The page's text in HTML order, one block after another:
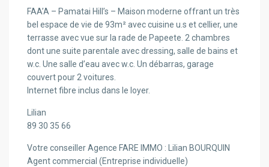
FAA’A – Pamatai Hill’s – Maison moderne offrant un très
bel espace de vie de 93m² avec cuisine u.s et cellier, une
terrasse avec vue sur la rade de Papeete. 2 chambres
dont une suite parentale avec dressing, salle de bains et
w.c. Une salle d’eau avec w.c. Un débarras, garage
couvert pour 2 voitures.
Internet fibre inclus dans le loyer.
Lilian
89 30 35 66
Votre conseiller Agence FARE IMMO : Lilian BOURQUIN
Agent commercial (Entreprise individuelle)